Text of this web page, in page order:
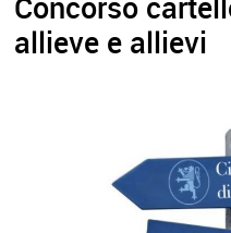
Concorso
allieve e allievi